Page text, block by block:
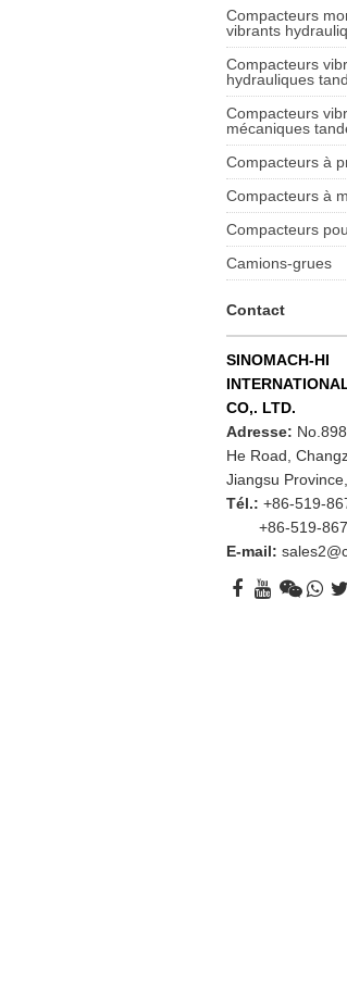
Compacteurs
vibrants
Compacteurs
hydrauliques
Compacteurs
mécaniques
Compacteurs à
Compacteurs à
Compacteurs
Camions-grues
Contact
SINOMACH-HI
CO,. LTD.
Adresse:
He Road,
Jiangsu
Tél.: +86-519-
+86-519-
E-mail: